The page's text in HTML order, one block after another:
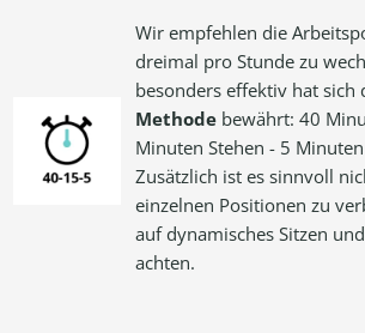
Wir empfehlen die
dreimal pro Stunde zu
besonders effektiv hat sich
Methode bewährt: 40
Minuten Stehen - 5
Zusätzlich ist es sinnvoll
einzelnen Positionen zu
auf dynamisches Sitzen
achten.